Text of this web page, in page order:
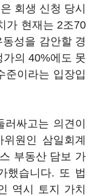
회생 신청 당시
가 현재는 2조70
성을 감안할 경
의 40%에도 못
준이라는 입장입
싸고는 의견이
원인 삼일회계
부동산 담보 가
했습니다. 또 법
역시 토지 가치